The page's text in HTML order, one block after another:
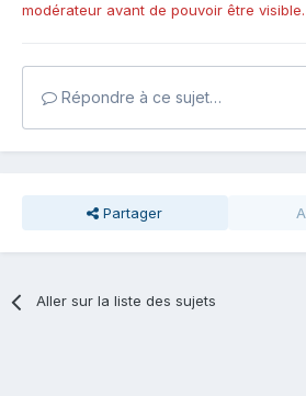
modérateur avant de pouvoir être visible.
Répondre à ce sujet…
Partager
Aller sur la liste des sujets